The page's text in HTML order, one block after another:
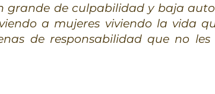
grande de culpabilidad y baja
a mujeres viviendo la vida
de responsabilidad que no